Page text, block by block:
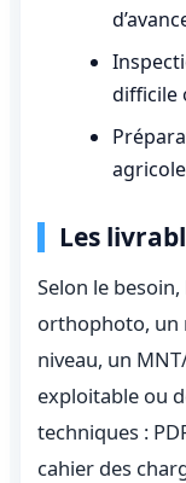
difficile
Les
Selon le
orthophoto, un
niveau, un
exploitable ou
techniques :
cahier des